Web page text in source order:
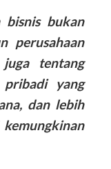
bisnis bukan
perusahaan
tentang
yang
dan lebih